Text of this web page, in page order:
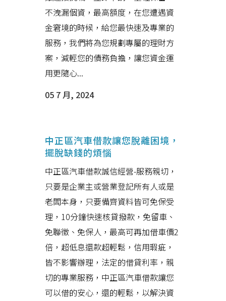
不洩漏個資，最高額度，在您遭遇資
金窘境的時候，給您最快速及專業的
服務，我們將為您規劃專屬的理財方
案，減輕您的債務負擔，讓您資金運
用更隨心...
05 7 月, 2024
中正區汽車借款讓您脫離困境，
擺脫缺錢的煩惱
中正區汽車借款誠信經營-服務親切，
只要是企業主或營業登記所有人或是
老闆本身，只要備齊資料皆可免保受
理，10分鐘快速核貸撥款，免留車、
免聯徵、免保人，最高可再加借車價2
倍，超低息還款超輕鬆，信用瑕疵，
皆不影響辦理，法定的借貸利率，親
切的專業服務，中正區汽車借款讓您
可以借的安心，還的輕鬆，以解決資